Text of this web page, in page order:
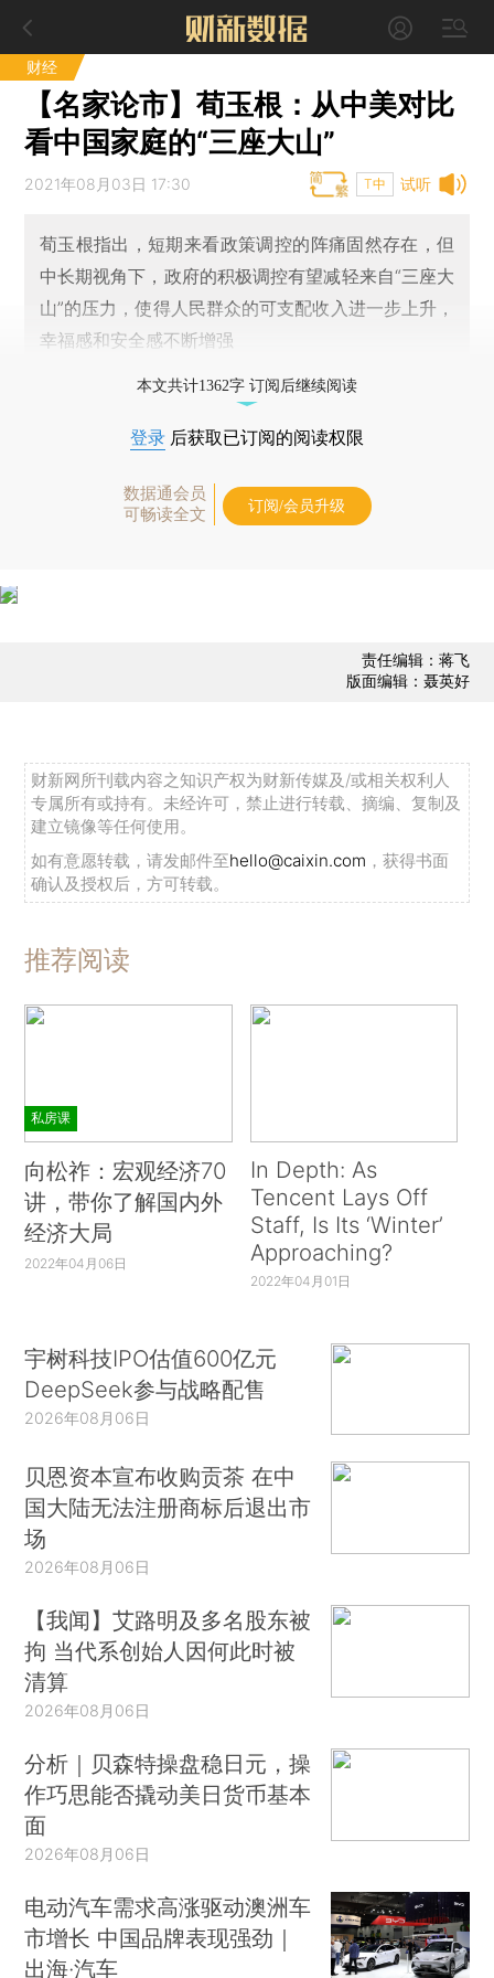
财经
【名家论市】荀玉根：从中美对比
看中国家庭的“三座大山”
试听
2021年08月03日 17:30 T中
荀玉根指出，短期来看政策调控的阵痛固然存在，但
中长期视角下，政府的积极调控有望减轻来自“三座大
山”的压力，使得人民群众的可支配收入进一步上升，
幸福感和安全感不断增强
本文共计1362字 订阅后继续阅读
登录 后获取已订阅的阅读权限
数据通会员
可畅读全文
订阅/会员升级
责任编辑：蒋飞
版面编辑：聂英好
财新网所刊载内容之知识产权为财新传媒及/或相关权利人
专属所有或持有。未经许可，禁止进行转载、摘编、复制及
建立镜像等任何使用。
如有意愿转载，请发邮件至hello@caixin.com ，获得书面
确认及授权后，方可转载。
推荐阅读
私房课
向松祚：宏观经济70
讲，带你了解国内外
经济大局
2022年04月06日
In Depth: As
Tencent Lays Off
Staff, Is Its ‘Winter’
Approaching?
2022年04月01日
宇树科技IPO估值600亿元
DeepSeek参与战略配售
2026年08月06日
贝恩资本宣布收购贡茶 在中
国大陆无法注册商标后退出市
场
2026年08月06日
【我闻】艾路明及多名股东被
拘 当代系创始人因何此时被
清算
2026年08月06日
分析｜贝森特操盘稳日元，操
作巧思能否撬动美日货币基本
面
2026年08月06日
电动汽车需求高涨驱动澳洲车
市增长 中国品牌表现强劲｜
出海·汽车